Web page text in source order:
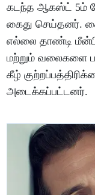
கடந்த ஆகஸ்ட் 5ம்
கைது செய்தனர்.
எல்லை தாண்டி
மற்றும் வலைகளை
கீழ்
அடைக்கப்பட்டனர்.